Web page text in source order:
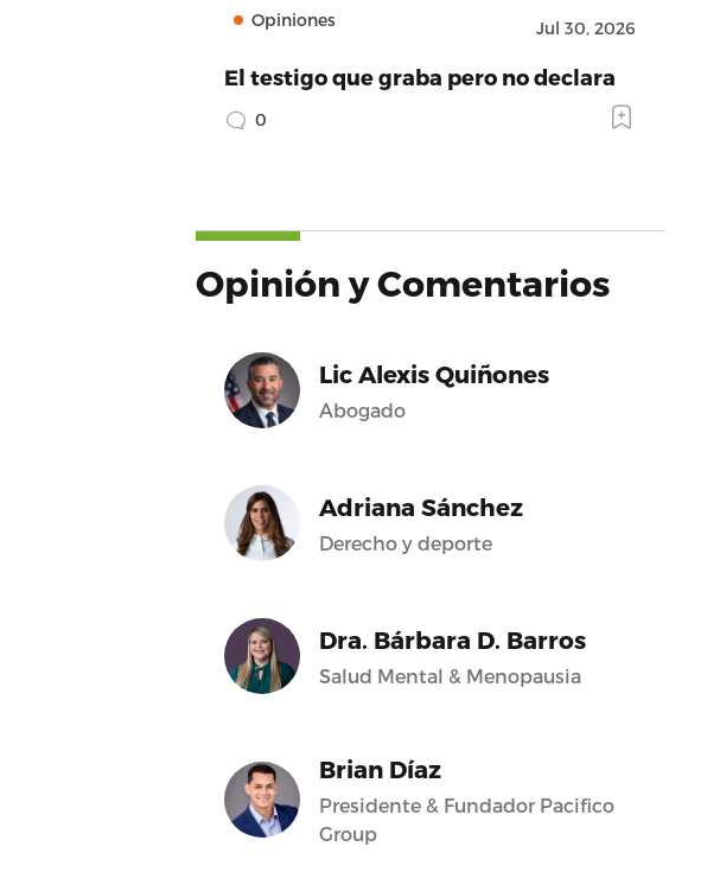
Opiniones Jul 30, 2026
El testigo que graba pero no declara
0
Opinión y Comentarios
Lic Alexis Quiñones
Abogado
Adriana Sánchez
Derecho y deporte
Dra. Bárbara D. Barros
Salud Mental & Menopausia
Brian Díaz
Presidente & Fundador Pacifico
Group